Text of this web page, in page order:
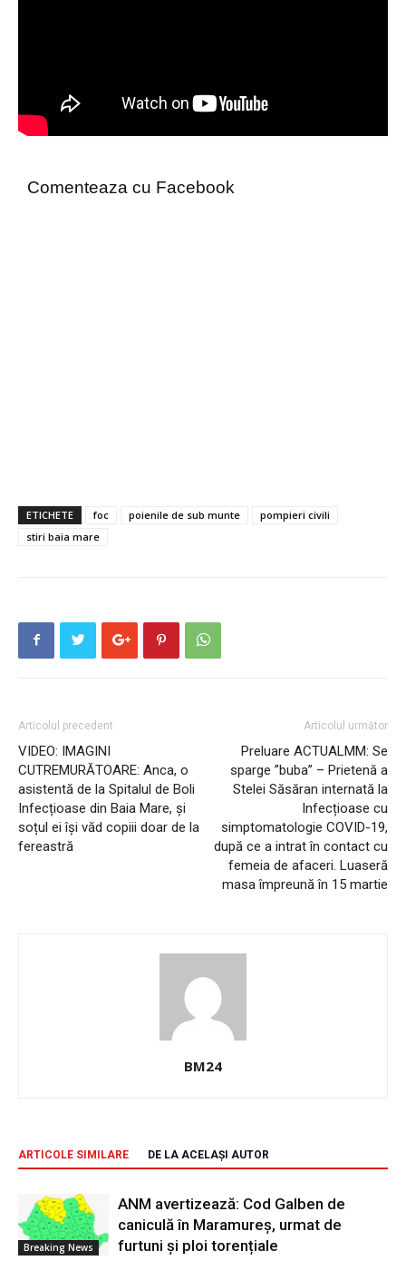
Comenteaza cu Facebook
ETICHETE foc poienile de sub munte
pompieri civili
stiri baia mare
Articolul precedent
VIDEO: IMAGINI
CUTREMURĂTOARE: Anca, o
asistentă de la Spitalul de Boli
Infecțioase din Baia Mare, și
soțul ei își văd copiii doar de la
fereastră
Articolul următor
Preluare ACTUALMM: Se
sparge ”buba” – Prietenă a
Stelei Săsăran internată la
Infecțioase cu
simptomatologie COVID-19,
după ce a intrat în contact cu
femeia de afaceri. Luaseră
masa împreună în 15 martie
BM24
ARTICOLE SIMILARE DE LA ACELAȘI AUTOR
Breaking News
ANM avertizează: Cod Galben de
caniculă în Maramureș, urmat de
furtuni și ploi torențiale